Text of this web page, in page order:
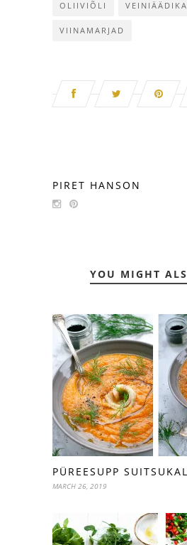
OLIIVIÕLI
VIINAMARJAD
PIRET HANSON
YOU MIGHT
PÜREESUPP
MARCH 26, 2019